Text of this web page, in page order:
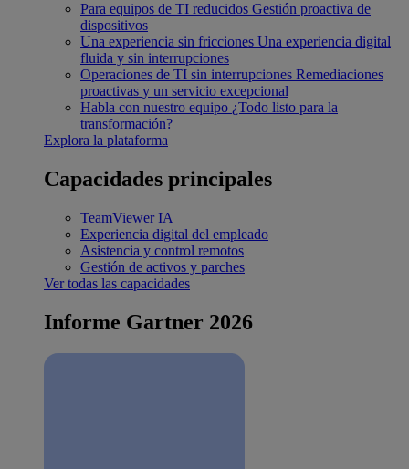
Para equipos de TI reducidos Gestión proactiva de
dispositivos
Una experiencia sin fricciones Una experiencia digital
fluida y sin interrupciones
Operaciones de TI sin interrupciones Remediaciones
proactivas y un servicio excepcional
Habla con nuestro equipo ¿Todo listo para la
transformación?
Explora la plataforma
Capacidades principales
TeamViewer IA
Experiencia digital del empleado
Asistencia y control remotos
Gestión de activos y parches
Ver todas las capacidades
Informe Gartner 2026